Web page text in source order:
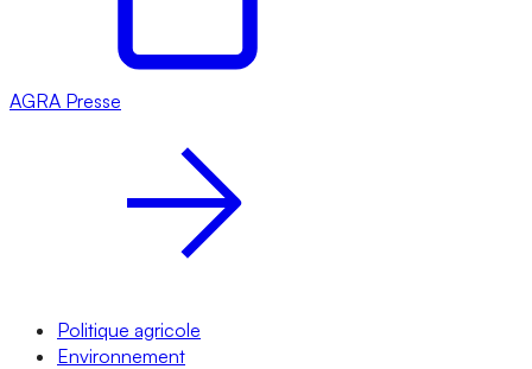
AGRA Presse
Politique agricole
Environnement